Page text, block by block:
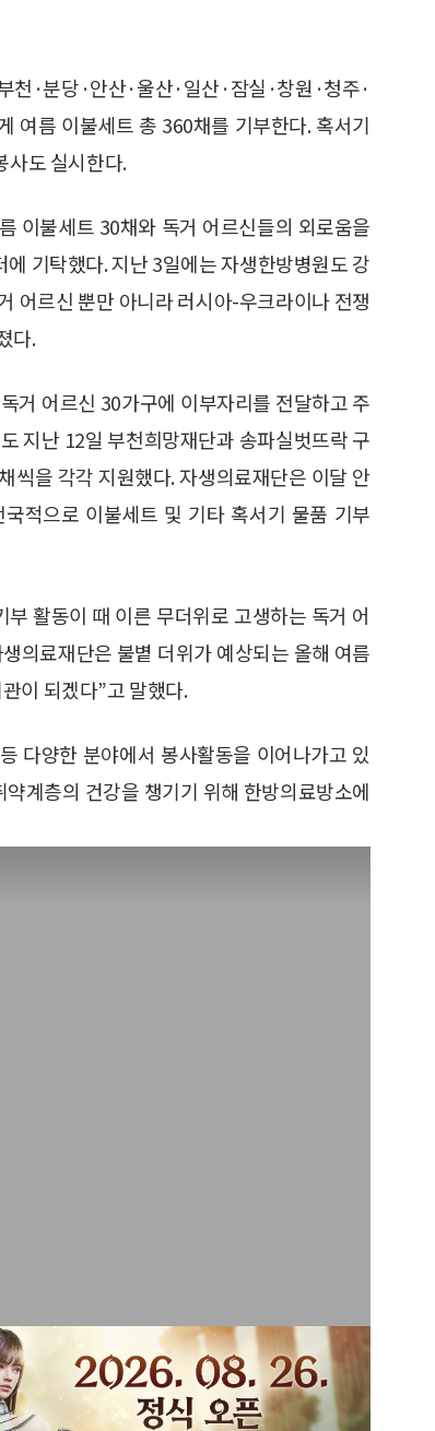
·분당·안산·울산·일산·잠실·창원·청주·
여름 이불세트 총 360채를 기부한다. 혹서기
사도 실시한다.
이불세트 30채와 독거 어르신들의 외로움을
기탁했다. 지난 3일에는 자생한방병원도 강
어르신 뿐만 아니라 러시아-우크라이나 전쟁
다.
거 어르신 30가구에 이부자리를 전달하고 주
지난 12일 부천희망재단과 송파실벗뜨락 구
씩을 각각 지원했다. 자생의료재단은 이달 안
적으로 이불세트 및 기타 혹서기 물품 기부
활동이 때 이른 무더위로 고생하는 독거 어
의료재단은 불볕 더위가 예상되는 올해 여름
이 되겠다”고 말했다.
다양한 분야에서 봉사활동을 이어나가고 있
계층의 건강을 챙기기 위해 한방의료방소에